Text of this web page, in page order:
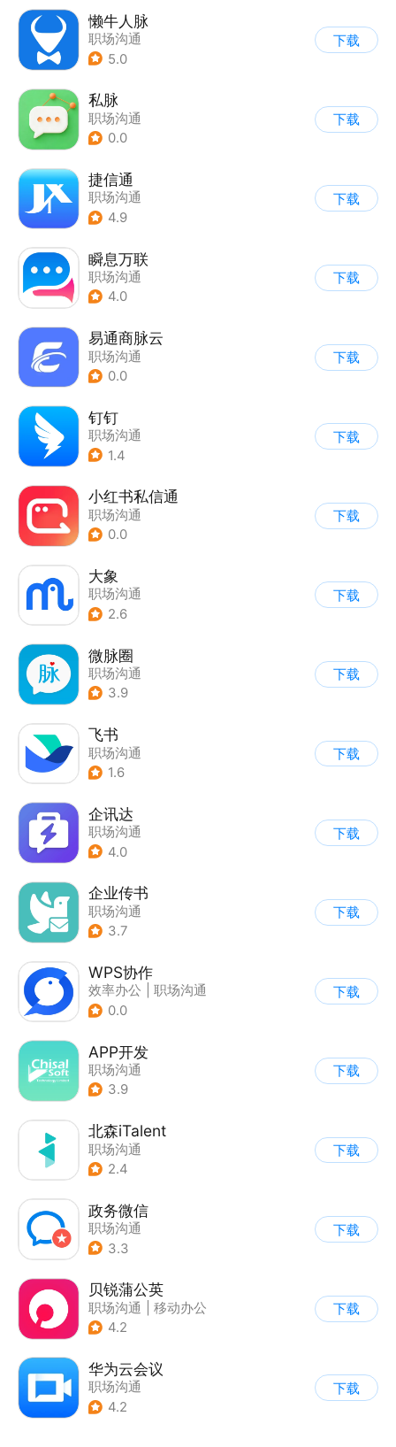
懒牛人脉
职场沟通
5.0
下载
私脉
职场沟通
0.0
下载
捷信通
职场沟通
4.9
下载
瞬息万联
职场沟通
4.0
下载
易通商脉云
职场沟通
0.0
下载
钉钉
职场沟通
1.4
下载
小红书私信通
职场沟通
0.0
下载
大象
职场沟通
2.6
下载
微脉圈
职场沟通
3.9
下载
飞书
职场沟通
1.6
下载
企讯达
职场沟通
4.0
下载
企业传书
职场沟通
3.7
下载
WPS协作
效率办公
职场沟通
0.0
下载
APP开发
职场沟通
3.9
下载
北森iTalent
职场沟通
2.4
下载
政务微信
职场沟通
3.3
下载
贝锐蒲公英
职场沟通
移动办公
4.2
下载
华为云会议
职场沟通
4.2
下载